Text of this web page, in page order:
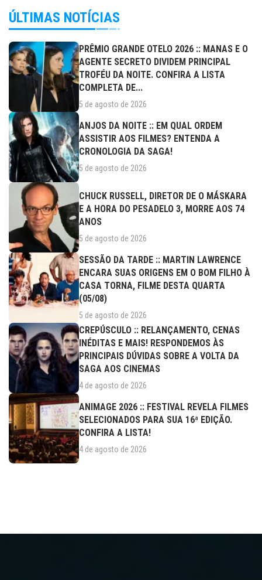
ÚLTIMAS NOTÍCIAS
PRÊMIO GRANDE OTELO 2026 :: MANAS E O
AGENTE SECRETO DIVIDEM PRINCIPAL
TROFÉU DA NOITE. CONFIRA A LISTA
COMPLETA DE...
5 de agosto de 2026
ANJOS DA NOITE :: EM QUAL ORDEM
ASSISTIR AOS FILMES? ENTENDA A
CRONOLOGIA DA SAGA!
5 de agosto de 2026
CHUCK RUSSELL, DIRETOR DE O MÁSKARA
E A HORA DO PESADELO 3, MORRE AOS 74
ANOS
5 de agosto de 2026
SESSÃO DA TARDE :: MARTIN LAWRENCE
ENCARA SUAS ORIGENS EM O BOM FILHO À
CASA TORNA, FILME DESTA QUARTA
(05/08)
5 de agosto de 2026
CREPÚSCULO :: RELANÇAMENTO, CENAS
INÉDITAS E MAIS! RESPONDEMOS ÀS
PRINCIPAIS DÚVIDAS SOBRE A VOLTA DA
SAGA AOS CINEMAS
4 de agosto de 2026
ANIMAGE 2026 :: FESTIVAL REVELA FILMES
SELECIONADOS PARA SUA 16ª EDIÇÃO.
CONFIRA A LISTA!
4 de agosto de 2026